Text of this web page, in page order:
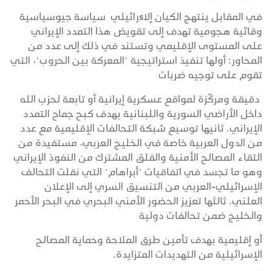
في المقابل ينتهج الكيان إلاsرائيلي سياسة جيوسياسية
وقائية هجومية تهدف إلى تقويض هذا التمدد الإيراني
على المستوى الإقليمي وتستند في ذلك إلى عدد من
المحاور: أولها تنفيذ استراتيجية "المعركة بين الحروب"، التي
تقوم على توجيه ضربات
دقيقة ومركّزة لمواقع عسكرية إيرانية أو تابعة لحزب الله
داخل الأراضي السورية واللبنانية بهدف كبح جماح التمدد
الإيراني. ثانيها توسيع شبكة التحالفات الإقليمية مع عدد
من الدول العربية خاصة في الخليج العربي، مستفيدة من
التقاء المصالح الأمنية والقلق المشترك من النفوذ الإيراني
وهو ما تجسد في اتفاقيات "أبراهام" التي نقلت التحالف
الإسرائيلي-العربي من التنسيق السري إلى الإعلان
العلني. ثالثها تعزيز الحضور الأمني البحري في البحر الأحمر
والخليج ضمن تحالفات دولية
أو إقليمية بهدف تأمين طرق الملاحة وحماية المصالح
الإسرائيلية من التهديدات المتزايدة.